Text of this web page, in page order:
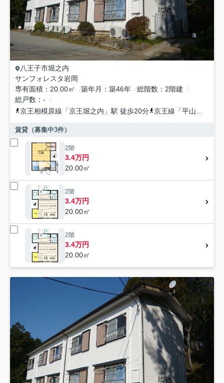
八王子市堀之内
サンフォレスタ岩岡
専有面積
20.00㎡ 築年月 築46年 総階数
2階建
総戸数
-
京王相模原線 「京王堀之内 」駅 徒歩20分 京王線 「平山城址公園
賃貸（募集中3件）
2階
3.4万円
20.00㎡
2階
3.4万円
20.00㎡
2階
3.4万円
20.00㎡